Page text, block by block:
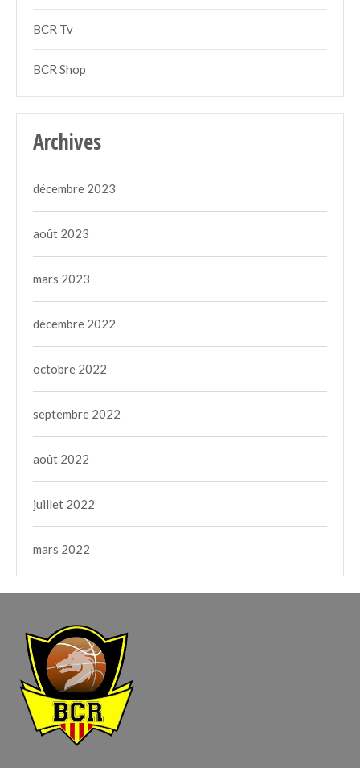
BCR Tv
BCR Shop
Archives
décembre 2023
août 2023
mars 2023
décembre 2022
octobre 2022
septembre 2022
août 2022
juillet 2022
mars 2022